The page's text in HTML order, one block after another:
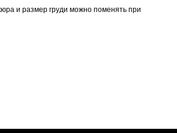
и размер груди можно поменять при